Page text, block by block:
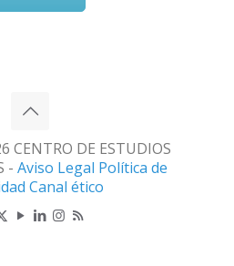
DE ESTUDIOS
- Aviso Legal Política de
Canal ético